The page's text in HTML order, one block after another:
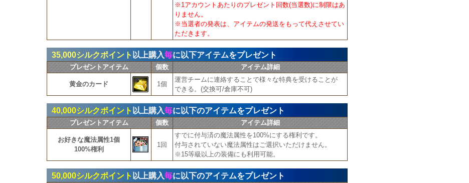
※1アカウントあたりのプレゼント回数(当選数)に制限はあ
りません。
※当選者の発表は、アイテムの発送をもって代えさせてい
ただきます。
35,000シルクポイント 以上購入毎に以下アイテムをプレゼント
プレゼントアイテム 個数 アイテム詳細
黄金のカード 1個
運営チームに連絡することで様々な特典を受けることが
できる。(交換可/倉庫不可)
40,000シルクポイント 以上購入毎に以下のアイテムをプレゼント
プレゼントアイテム 個数 アイテム詳細
お好きな魔法属性1個
100%権利
1回
すでに付与済の魔法属性を100%にする権利です。
付与されていない魔法属性はご選択いただけません。
※15等級以上の装備にも利用可能。
50,000シルクポイント 以上購入毎に以下のアイテムをプレゼント